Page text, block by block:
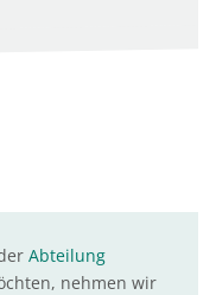
Abteilung
nehmen wir